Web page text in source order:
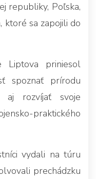
republiky, Poľska,
ktoré sa zapojili do
Liptova priniesol
spoznať prírodu
rozvíjať svoje
praktického
vydali na túru
prechádzku